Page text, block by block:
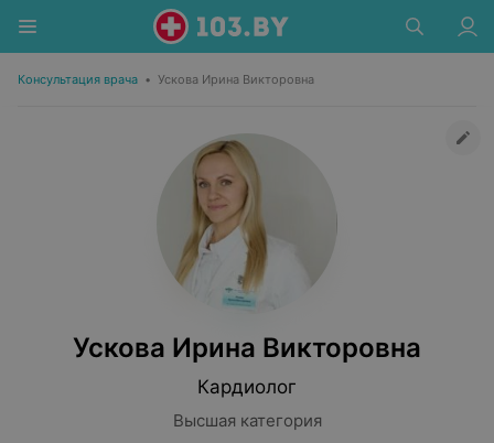
Консультация врача • Ускова Ирина Викторовна
Ускова Ирина Викторовна
Кардиолог
Высшая категория